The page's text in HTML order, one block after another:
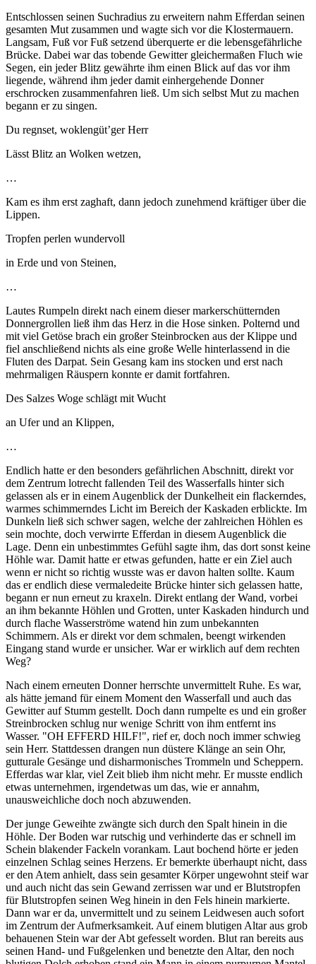
Entschlossen seinen Suchradius zu erweitern nahm Efferdan seinen
gesamten Mut zusammen und wagte sich vor die Klostermauern.
Langsam, Fuß vor Fuß setzend überquerte er die lebensgefährliche
Brücke. Dabei war das tobende Gewitter gleichermaßen Fluch wie
Segen, ein jeder Blitz gewährte ihm einen Blick auf das vor ihm
liegende, während ihm jeder damit einhergehende Donner
erschrocken zusammenfahren ließ. Um sich selbst Mut zu machen
begann er zu singen.
Du regnset, woklengüt’ger Herr
Lässt Blitz an Wolken wetzen,
…
Kam es ihm erst zaghaft, dann jedoch zunehmend kräftiger über die
Lippen.
Tropfen perlen wundervoll
in Erde und von Steinen,
…
Lautes Rumpeln direkt nach einem dieser markerschütternden
Donnergrollen ließ ihm das Herz in die Hose sinken. Polternd und
mit viel Getöse brach ein großer Steinbrocken aus der Klippe und
fiel anschließend nichts als eine große Welle hinterlassend in die
Fluten des Darpat. Sein Gesang kam ins stocken und erst nach
mehrmaligen Räuspern konnte er damit fortfahren.
Des Salzes Woge schlägt mit Wucht
an Ufer und an Klippen,
…
Endlich hatte er den besonders gefährlichen Abschnitt, direkt vor
dem Zentrum lotrecht fallenden Teil des Wasserfalls hinter sich
gelassen als er in einem Augenblick der Dunkelheit ein flackerndes,
warmes schimmerndes Licht im Bereich der Kaskaden erblickte. Im
Dunkeln ließ sich schwer sagen, welche der zahlreichen Höhlen es
sein mochte, doch verwirrte Efferdan in diesem Augenblick die
Lage. Denn ein unbestimmtes Gefühl sagte ihm, das dort sonst keine
Höhle war. Damit hatte er etwas gefunden, hatte er ein Ziel auch
wenn er nicht so richtig wusste was er davon halten sollte. Kaum
das er endlich diese vermaledeite Brücke hinter sich gelassen hatte,
begann er nun erneut zu kraxeln. Direkt entlang der Wand, vorbei
an ihm bekannte Höhlen und Grotten, unter Kaskaden hindurch und
durch flache Wasserströme watend hin zum unbekannten
Schimmern. Als er direkt vor dem schmalen, beengt wirkenden
Eingang stand wurde er unsicher. War er wirklich auf dem rechten
Weg?
Nach einem erneuten Donner herrschte unvermittelt Ruhe. Es war,
als hätte jemand für einem Moment den Wasserfall und auch das
Gewitter auf Stumm gestellt. Doch dann rumpelte es und ein großer
Streinbrocken schlug nur wenige Schritt von ihm entfernt ins
Wasser. "OH EFFERD HILF!", rief er, doch noch immer schwieg
sein Herr. Stattdessen drangen nun düstere Klänge an sein Ohr,
gutturale Gesänge und disharmonisches Trommeln und Scheppern.
Efferdas war klar, viel Zeit blieb ihm nicht mehr. Er musste endlich
etwas unternehmen, irgendetwas um das, wie er annahm,
unausweichliche doch noch abzuwenden.
Der junge Geweihte zwängte sich durch den Spalt hinein in die
Höhle. Der Boden war rutschig und verhinderte das er schnell im
Schein blakender Fackeln vorankam. Laut bochend hörte er jeden
einzelnen Schlag seines Herzens. Er bemerkte überhaupt nicht, dass
er den Atem anhielt, dass sein gesamter Körper ungewohnt steif war
und auch nicht das sein Gewand zerrissen war und er Blutstropfen
für Blutstropfen seinen Weg hinein in den Fels hinein markierte.
Dann war er da, unvermittelt und zu seinem Leidwesen auch sofort
im Zentrum der Aufmerksamkeit. Auf einem blutigen Altar aus grob
behauenen Stein war der Abt gefesselt worden. Blut ran bereits aus
seinen Hand- und Fußgelenken und benetzte den Altar, den noch